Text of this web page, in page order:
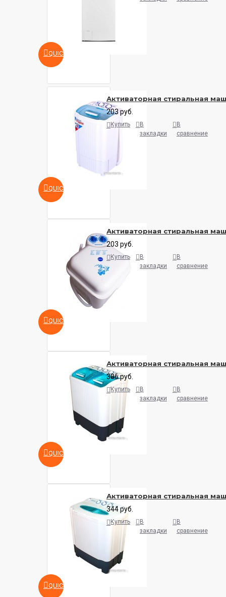
QUICKVIEW
QUICKVIEW
Активаторная стиральная
203 руб.
Купить
В
закладки
В
сравнение
QUICKVIEW
Активаторная стиральная
203 руб.
Купить
В
закладки
В
сравнение
QUICKVIEW
Активаторная стиральная
306 руб.
Купить
В
закладки
В
сравнение
QUICKVIEW
Активаторная стиральная
344 руб.
Купить
В
закладки
В
сравнение